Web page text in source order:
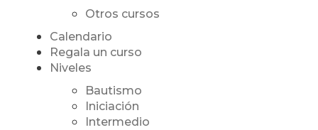
Otros cursos
Calendario
Regala un curso
Niveles
Bautismo
Iniciación
Intermedio